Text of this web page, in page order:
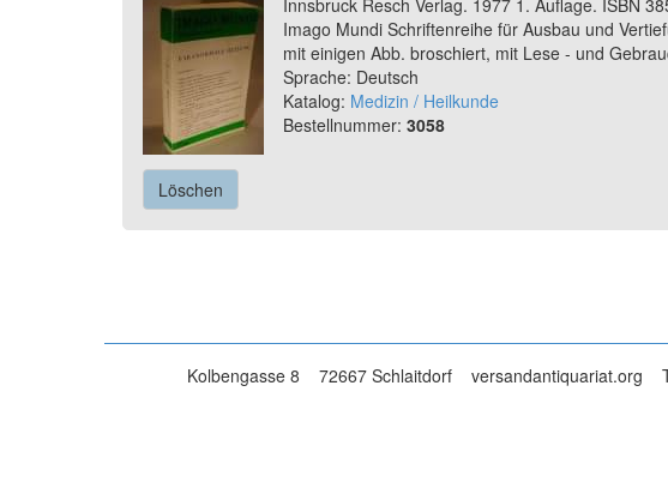
Innsbruck Resch Verlag. 1977 1. Auflage. ISBN
Imago Mundi Schriftenreihe für Ausbau und
mit einigen Abb. broschiert, mit Lese - und
Sprache: Deutsch
Katalog: Medizin / Heilkunde
Bestellnummer: 3058
Löschen
Kolbengasse 8 72667 Schlaitdorf versandantiquariat.org